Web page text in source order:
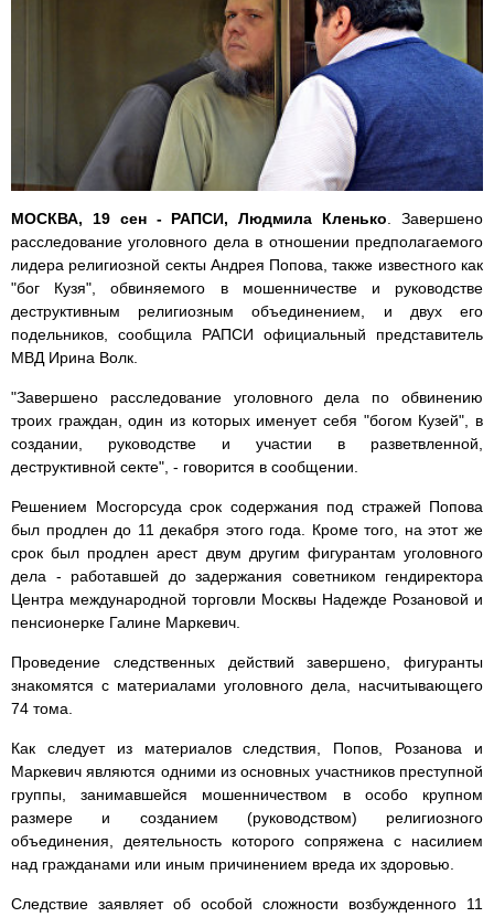
МОСКВА, 19 сен - РАПСИ, Людмила Кленько. Завершено
расследование уголовного дела в отношении предполагаемого
лидера религиозной секты Андрея Попова, также известного как
"бог Кузя", обвиняемого в мошенничестве и руководстве
деструктивным религиозным объединением, и двух его
подельников, сообщила РАПСИ официальный представитель
МВД Ирина Волк.
"Завершено расследование уголовного дела по обвинению
троих граждан, один из которых именует себя "богом Кузей", в
создании, руководстве и участии в разветвленной,
деструктивной секте", - говорится в сообщении.
Решением Мосгорсуда срок содержания под стражей Попова
был продлен до 11 декабря этого года. Кроме того, на этот же
срок был продлен арест двум другим фигурантам уголовного
дела - работавшей до задержания советником гендиректора
Центра международной торговли Москвы Надежде Розановой и
пенсионерке Галине Маркевич.
Проведение следственных действий завершено, фигуранты
знакомятся с материалами уголовного дела, насчитывающего
74 тома.
Как следует из материалов следствия, Попов, Розанова и
Маркевич являются одними из основных участников преступной
группы, занимавшейся мошенничеством в особо крупном
размере и созданием (руководством) религиозного
объединения, деятельность которого сопряжена с насилием
над гражданами или иным причинением вреда их здоровью.
Следствие заявляет об особой сложности возбужденного 11